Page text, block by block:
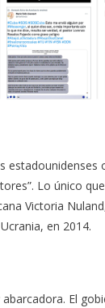
Lo único
Victoria
en 2014.
El